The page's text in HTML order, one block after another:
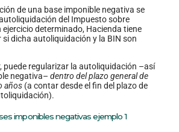
de una base imponible negativa se
del Impuesto sobre
ejercicio determinado, Hacienda tiene
dicha autoliquidación y la BIN son
puede regularizar la autoliquidación –así
negativa– dentro del plazo general de
años (a contar desde el fin del plazo de
imponibles negativas ejemplo 1